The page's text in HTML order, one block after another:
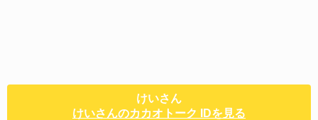
けいさん
けいさんのカカオトーク IDを見る